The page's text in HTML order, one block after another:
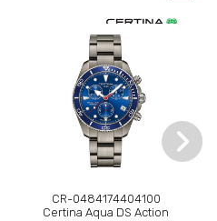
CR-0484174404100
Certina Aqua DS Action